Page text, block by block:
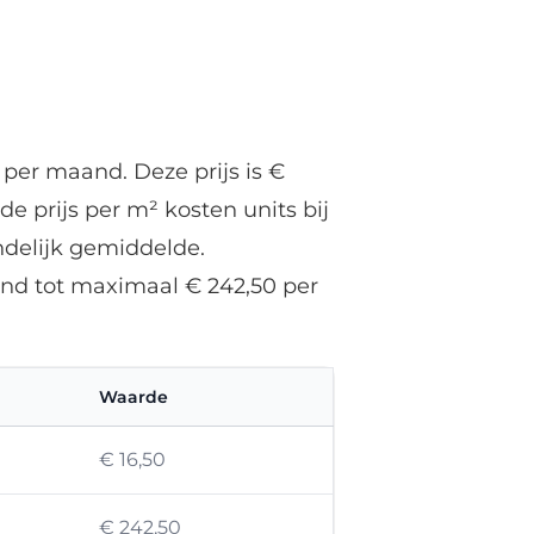
maand. Deze prijs is €
prijs per m² kosten units bij
gemiddelde.
tot maximaal € 242,50 per
Waarde
€ 16,50
€ 242,50